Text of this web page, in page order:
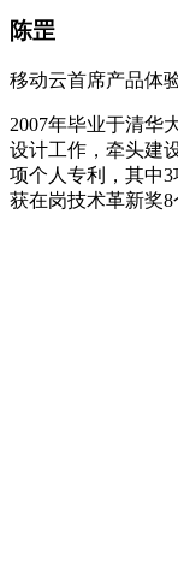
陈罡
移动云首席产品体
2007年毕业于清华
设计工作，牵头建
项个人专利，其中
获在岗技术革新奖